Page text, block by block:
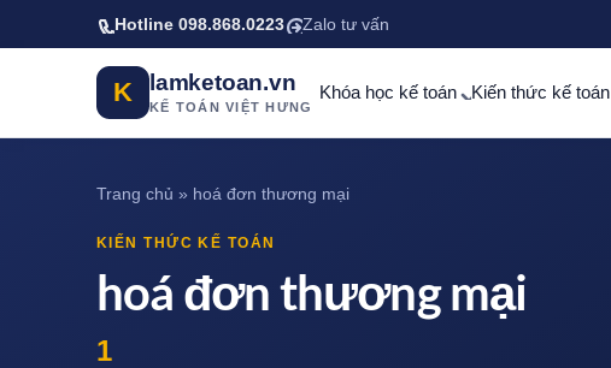
Bỏ qua tới nội dung chính
Hotline 098.868.0223 Zalo tư vấn
K lamketoan.vn
KẾ TOÁN VIỆT HƯNG
Khóa học kế toán Kiến thức kế toán
Trang chủ » hoá đơn thương mại
KIẾN THỨC KẾ TOÁN
hoá đơn thương mại
1